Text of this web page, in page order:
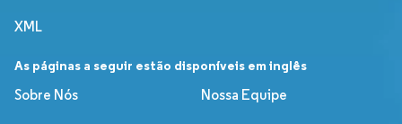
XML
As páginas a seguir estão disponíveis em inglês
Sobre Nós
Nossa Equipe